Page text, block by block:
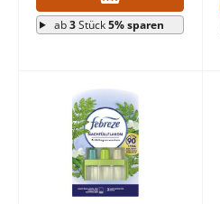
ab3Stück5% sparen